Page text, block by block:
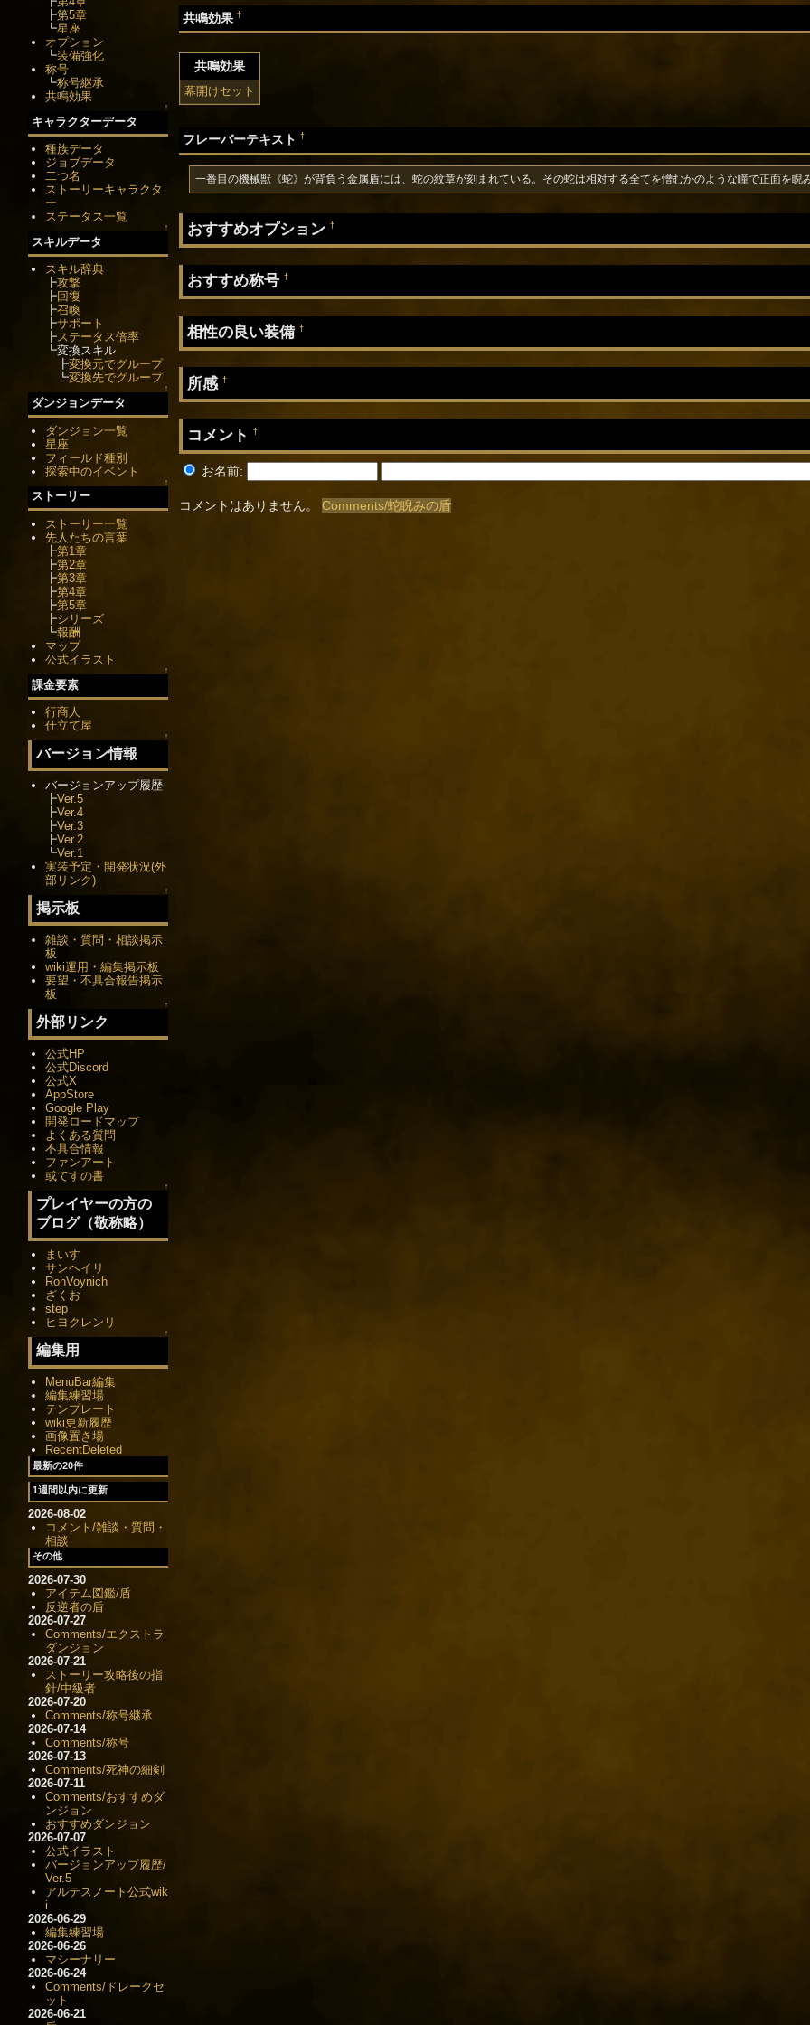
共鳴効果 †
共鳴効果
幕開けセット
フレーバーテキスト †
一番目の機械獣《蛇》が背負う金属盾には、蛇の紋章が刻まれている。その蛇は相対する全てを憎むかのような瞳で正面を睨
おすすめオプション †
おすすめ称号 †
相性の良い装備 †
所感 †
コメント †
お名前:
コメントはありません。 Comments/蛇睨みの盾
┣第5章
┗星座
オプション
┗装備強化
称号
┗称号継承
共鳴効果
↑
キャラクターデータ
種族データ
ジョブデータ
二つ名
ストーリーキャラクタ
ー
ステータス一覧
↑
スキルデータ
スキル辞典
┣攻撃
┣回復
┣召喚
┣サポート
┣ステータス倍率
┗変換スキル
┣変換元でグループ
┗変換先でグループ
↑
ダンジョンデータ
ダンジョン一覧
星座
フィールド種別
探索中のイベント
↑
ストーリー
ストーリー一覧
先人たちの言葉
┣第1章
┣第2章
┣第3章
┣第4章
┣第5章
┣シリーズ
┗報酬
マップ
公式イラスト
↑
課金要素
行商人
仕立て屋
↑
バージョン情報
バージョンアップ履歴
┣Ver.5
┣Ver.4
┣Ver.3
┣Ver.2
┗Ver.1
実装予定・開発状況(外
部リンク)
↑
掲示板
雑談・質問・相談掲示
板
wiki運用・編集掲示板
要望・不具合報告掲示
板
↑
外部リンク
公式HP
公式Discord
公式X
AppStore
Google Play
開発ロードマップ
よくある質問
不具合情報
ファンアート
或てすの書
↑
プレイヤーの方の
ブログ（敬称略）
まいす
サンヘイリ
RonVoynich
ざくお
step
ヒヨクレンリ
↑
編集用
MenuBar編集
編集練習場
テンプレート
wiki更新履歴
画像置き場
RecentDeleted
最新の20件
1週間以内に更新
2026-08-02
コメント/雑談・質問・
相談
その他
2026-07-30
アイテム図鑑/盾
反逆者の盾
2026-07-27
Comments/エクストラ
ダンジョン
2026-07-21
ストーリー攻略後の指
針/中級者
2026-07-20
Comments/称号継承
2026-07-14
Comments/称号
2026-07-13
Comments/死神の細剣
2026-07-11
Comments/おすすめダ
ンジョン
おすすめダンジョン
2026-07-07
公式イラスト
バージョンアップ履歴/
Ver.5
アルテスノート公式wik
i
2026-06-29
編集練習場
2026-06-26
マシーナリー
2026-06-24
Comments/ドレークセ
ット
2026-06-21